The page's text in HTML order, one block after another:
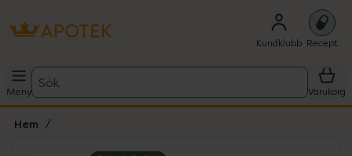
Kundklubb Recept
Meny
Sök
Varukorg
Hem